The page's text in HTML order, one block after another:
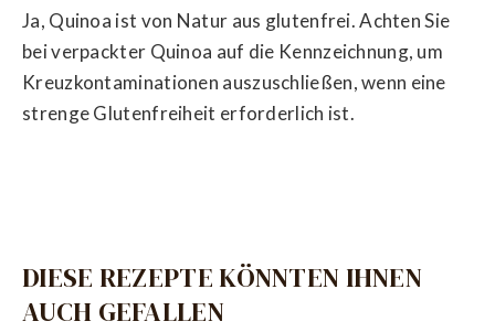
Ja, Quinoa ist von Natur aus glutenfrei. Achten Sie
bei verpackter Quinoa auf die Kennzeichnung, um
Kreuzkontaminationen auszuschließen, wenn eine
strenge Glutenfreiheit erforderlich ist.
DIESE REZEPTE KÖNNTEN IHNEN
AUCH GEFALLEN